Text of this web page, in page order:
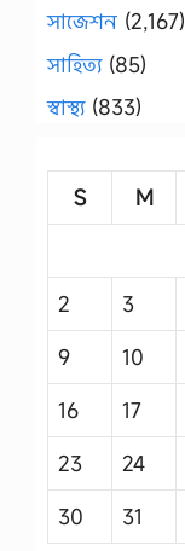
সাজেশন (2,167)
সাহিত্য(85)
স্বাস্থ্য(833)
S
M
2
3
9
10
16
17
23
24
30
31